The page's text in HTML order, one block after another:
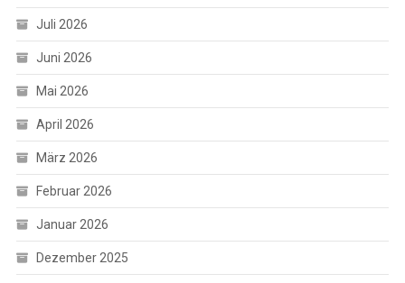
Juli 2026
Juni 2026
Mai 2026
April 2026
März 2026
Februar 2026
Januar 2026
Dezember 2025